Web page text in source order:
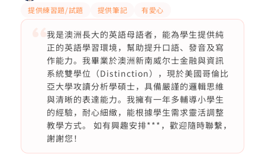
提供練習題/試題 提供筆記 有愛心
我是澳洲長大的英語母語者，能為學生提供純
正的英語學習環境，幫助提升口語、發音及寫
作能力。我畢業於澳洲新南威尔士金融與資訊
系統雙學位（Distinction），現於美國哥倫比
亞大學攻讀分析學碩士，具備嚴謹的邏輯思維
與清晰的表達能力。我擁有一年多輔導小學生
的經驗，耐心細緻，能根據學生需求靈活調整
教學方式。 如有興趣安排***，歡迎隨時聯繫，
謝謝您！